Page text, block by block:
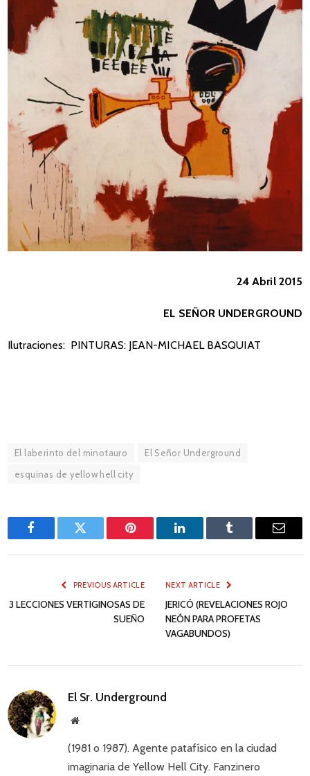
24 Abril 2015
EL SEÑOR UNDERGROUND
Ilutraciones: PINTURAS: JEAN-MICHAEL BASQUIAT
El laberinto del minotauro
El Señor Underground
esquinas de yellow hell city
FacebookTwitter Pinterest LinkedIn Tumblr Email
PREVIOUS ARTICLE
3 LECCIONES VERTIGINOSAS DE
SUEÑO
NEXT ARTICLE
JERICÓ (REVELACIONES ROJO
NEÓN PARA PROFETAS
VAGABUNDOS)
El Sr. Underground
Website
(1981 o 1987). Agente patafísico en la ciudad
imaginaria de Yellow Hell City. Fanzinero